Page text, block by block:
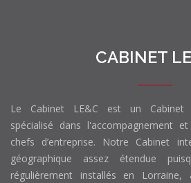
CABINET
Le Cabinet LE&C est un Cabinet
spécialisé dans l'accompagnement
chefs d’entreprise. Notre Cabinet
géographique assez étendue
régulièrement installés en